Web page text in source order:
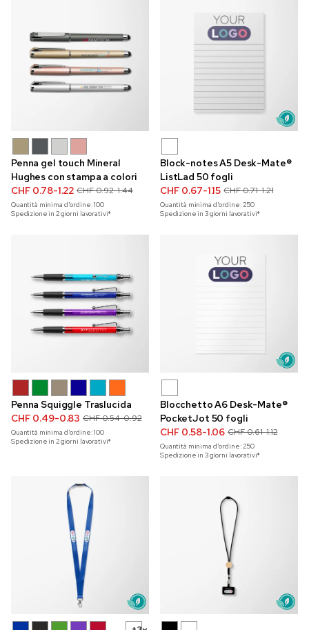
Penna gel touch Mineral
Hughes con stampa a colori
CHF 0.78-1.22 CHF 0.92-1.44
Quantità minima d'ordine:100
Spedizione in 2 giorni lavorativi*
Block-notes A5 Desk-Mate®
ListLad 50 fogli
CHF 0.67-1.15 CHF 0.71-1.21
Quantità minima d'ordine:250
Spedizione in 3 giorni lavorativi*
Penna Squiggle Traslucida
CHF 0.49-0.83 CHF 0.54-0.92
Quantità minima d'ordine:100
Spedizione in 2 giorni lavorativi*
Blocchetto A6 Desk-Mate®
PocketJot 50 fogli
CHF 0.58-1.06 CHF 0.61-1.12
Quantità minima d'ordine:250
Spedizione in 3 giorni lavorativi*